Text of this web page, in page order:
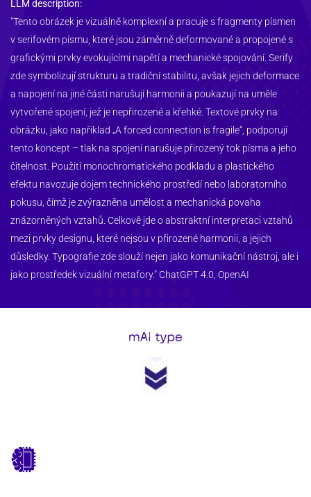
LLM description:
"Tento obrázek je vizuálně komplexní a pracuje s fragmenty písmen
v serifovém písmu, které jsou záměrně deformované a propojené s
grafickými prvky evokujícími napětí a mechanické spojování. Serify
zde symbolizují strukturu a tradiční stabilitu, avšak jejich deformace
a napojení na jiné části narušují harmonii a poukazují na uměle
vytvořené spojení, jež je nepřirozené a křehké. Textové prvky na
obrázku, jako například „A forced connection is fragile“, podporují
tento koncept – tlak na spojení narušuje přirozený tok písma a jeho
čitelnost. Použití monochromatického podkladu a plastického
efektu navozuje dojem technického prostředí nebo laboratorního
pokusu, čímž je zvýrazněna umělost a mechanická povaha
znázorněných vztahů. Celkově jde o abstraktní interpretaci vztahů
mezi prvky designu, které nejsou v přirozené harmonii, a jejich
důsledky. Typografie zde slouží nejen jako komunikační nástroj, ale i
jako prostředek vizuální metafory." ChatGPT 4.0, OpenAI